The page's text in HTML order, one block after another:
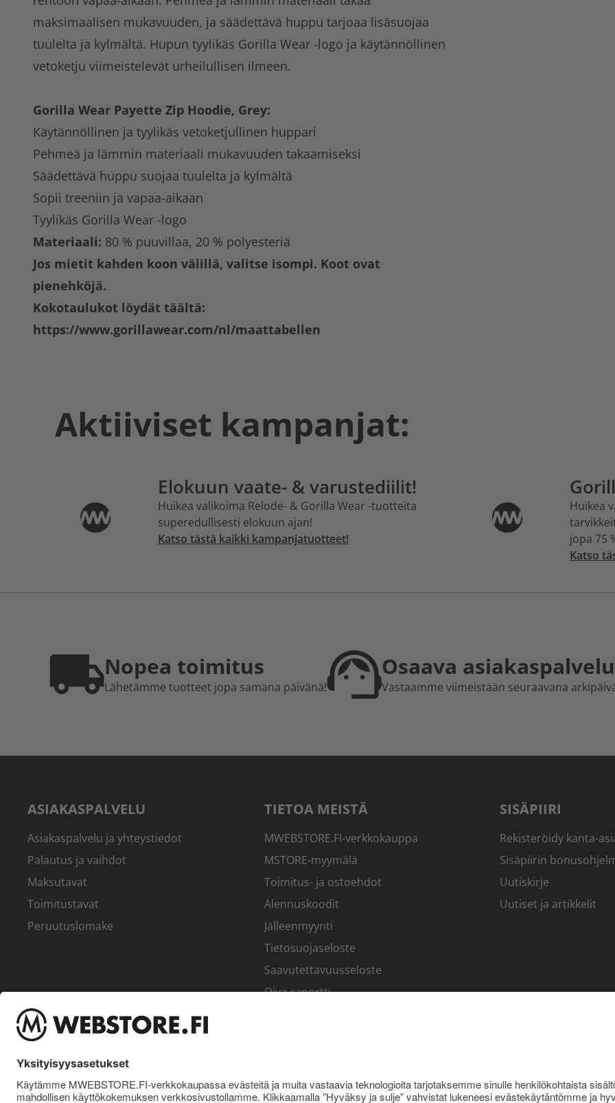
maksimaalisen mukavuuden, ja säädettävä huppu tarjoaa lisäsuojaa
tuulelta ja kylmältä. Hupun tyylikäs Gorilla Wear -logo ja käytännöllinen
vetoketju viimeistelevät urheilullisen ilmeen.
Gorilla Wear Payette Zip Hoodie, Grey:
Käytännöllinen ja tyylikäs vetoketjullinen huppari
Pehmeä ja lämmin materiaali mukavuuden takaamiseksi
Säädettävä huppu suojaa tuulelta ja kylmältä
Sopii treeniin ja vapaa-aikaan
Tyylikäs Gorilla Wear -logo
Materiaali: 80 % puuvillaa, 20 % polyesteriä
Jos mietit kahden koon välillä, valitse isompi. Koot ovat
pienehköjä.
Kokotaulukot löydät täältä:
https://www.gorillawear.com/nl/maattabellen
Aktiiviset kampanjat:
Elokuun vaate- & varustediilit!
Huikea valikoima Relode- & Gorilla Wear -tuotteita
superedullisesti elokuun ajan!
Katso tästä kaikki kampanjatuotteet!
Huikea
jopa 75
Katso
Nopea toimitus
Lähetämme tuotteet jopa samana päivänä!
Osaava asiakaspalvelu
Vastaamme viimeistään seuraavana
ASIAKASPALVELU
Asiakaspalvelu ja yhteystiedot
Palautus ja vaihdot
Maksutavat
Toimitustavat
Peruutuslomake
TIETOA MEISTÄ
MWEBSTORE.FI-verkkokauppa
MSTORE-myymälä
Toimitus- ja ostoehdot
Alennuskoodit
Jälleenmyynti
Tietosuojaseloste
Saavutettavuusseloste
Oiva-raportti
SISÄPIIRI
Rekisteröidy kanta-
Sisäpiirin
Uutiskirje
Uutiset ja artikkelit